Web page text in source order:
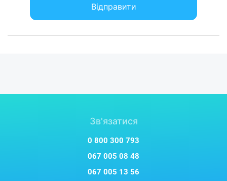
Відправити
Зв'язатися
0 800 300 793
067 005 08 48
067 005 13 56